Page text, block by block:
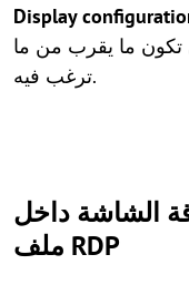
Display
تكون ما يقرب من ما
ترغب فيه.
الشاشة داخل
ملف RDP